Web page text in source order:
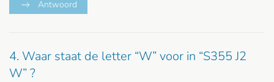
Antwoord
4. Waar staat de letter “W” voor in “S355 J2
W” ?